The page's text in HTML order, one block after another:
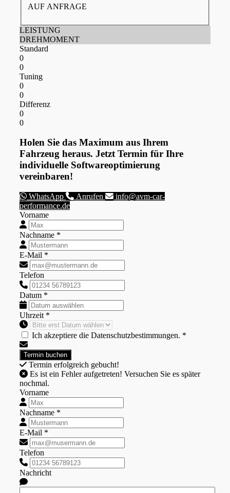
AUF ANFRAGE
LEISTUNG
DREHMOMENT
Standard
0
0
Tuning
0
0
Differenz
0
0
Holen Sie das Maximum aus Ihrem
Fahrzeug heraus. Jetzt Termin für Ihre
individuelle Softwareoptimierung
vereinbaren!
WhatsApp Anrufen
info@avm-car-
performance.de
Vorname
Nachname *
E-Mail *
Telefon
Datum *
Uhrzeit *
Ich akzeptiere die Datenschutzbestimmungen. *
Termin erfolgreich gebucht!
nochmal.
Vorname
Nachname *
E-Mail *
Telefon
Nachricht